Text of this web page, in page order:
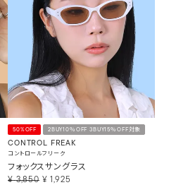
50%OFF 2BUY10％OFF 3BUY15％OFF対象
CONTROL FREAK
コントロールフリーク
フォックスサングラス
¥ 3,850 ¥ 1,925